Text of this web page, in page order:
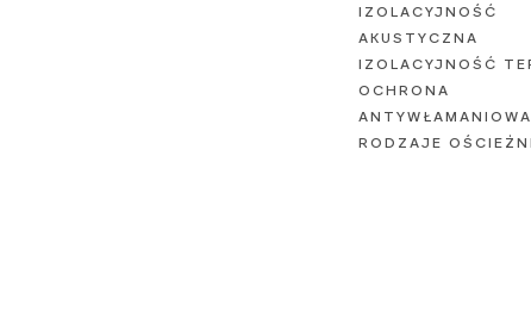
IZOLACYJNOŚĆ
AKUSTYCZNA
IZOLACYJNOŚĆ
OCHRONA
ANTYWŁAMANIOWA
RODZAJE